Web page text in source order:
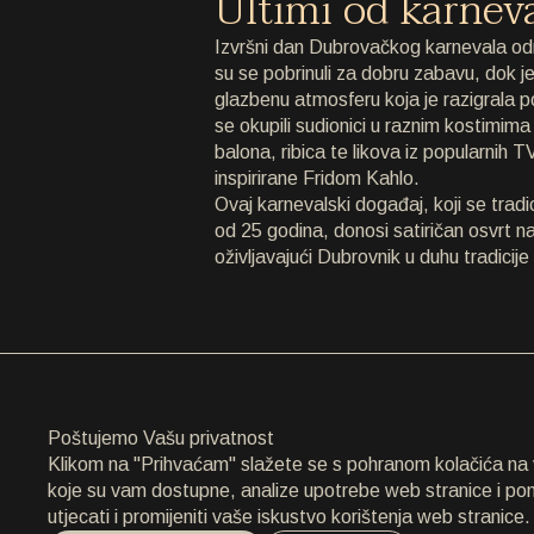
EN/HR
Izvršni dan Dubrovačkog karnevala
su se pobrinuli za dobru zabavu, dok
glazbenu atmosferu koja je razigrala
se okupili sudionici u raznim
balona, ribica te likova iz popularnih
inspirirane Fridom Kahlo.
Ovaj karnevalski događaj, koji se
od 25 godina, donosi satiričan osvrt
oživljavajući Dubrovnik u duhu
Poštujemo Vašu privatnost
Klikom na "Prihvaćam" slažete se s pohranom kolačića
koje su vam dostupne, analize upotrebe web stranice i
utjecati i promijeniti vaše iskustvo korištenja web stranice.